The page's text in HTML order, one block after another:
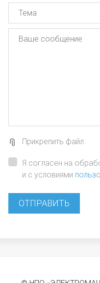
Прикрепить файл
Я согласен на
и с условиями
ОТПРАВИТЬ